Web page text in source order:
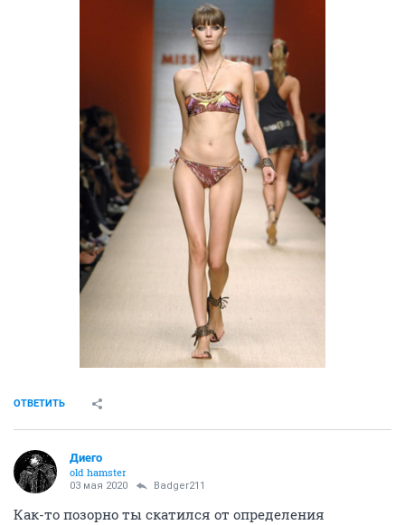
ОТВЕТИТЬ
Диего
old hamster
03 мая 2020 Badger211
Как-то позорно ты скатился от определения